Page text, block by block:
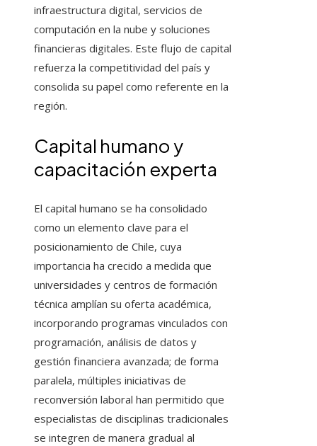
infraestructura digital, servicios de
computación en la nube y soluciones
financieras digitales. Este flujo de capital
refuerza la competitividad del país y
consolida su papel como referente en la
región.
Capital humano y
capacitación experta
El capital humano se ha consolidado
como un elemento clave para el
posicionamiento de Chile, cuya
importancia ha crecido a medida que
universidades y centros de formación
técnica amplían su oferta académica,
incorporando programas vinculados con
programación, análisis de datos y
gestión financiera avanzada; de forma
paralela, múltiples iniciativas de
reconversión laboral han permitido que
especialistas de disciplinas tradicionales
se integren de manera gradual al